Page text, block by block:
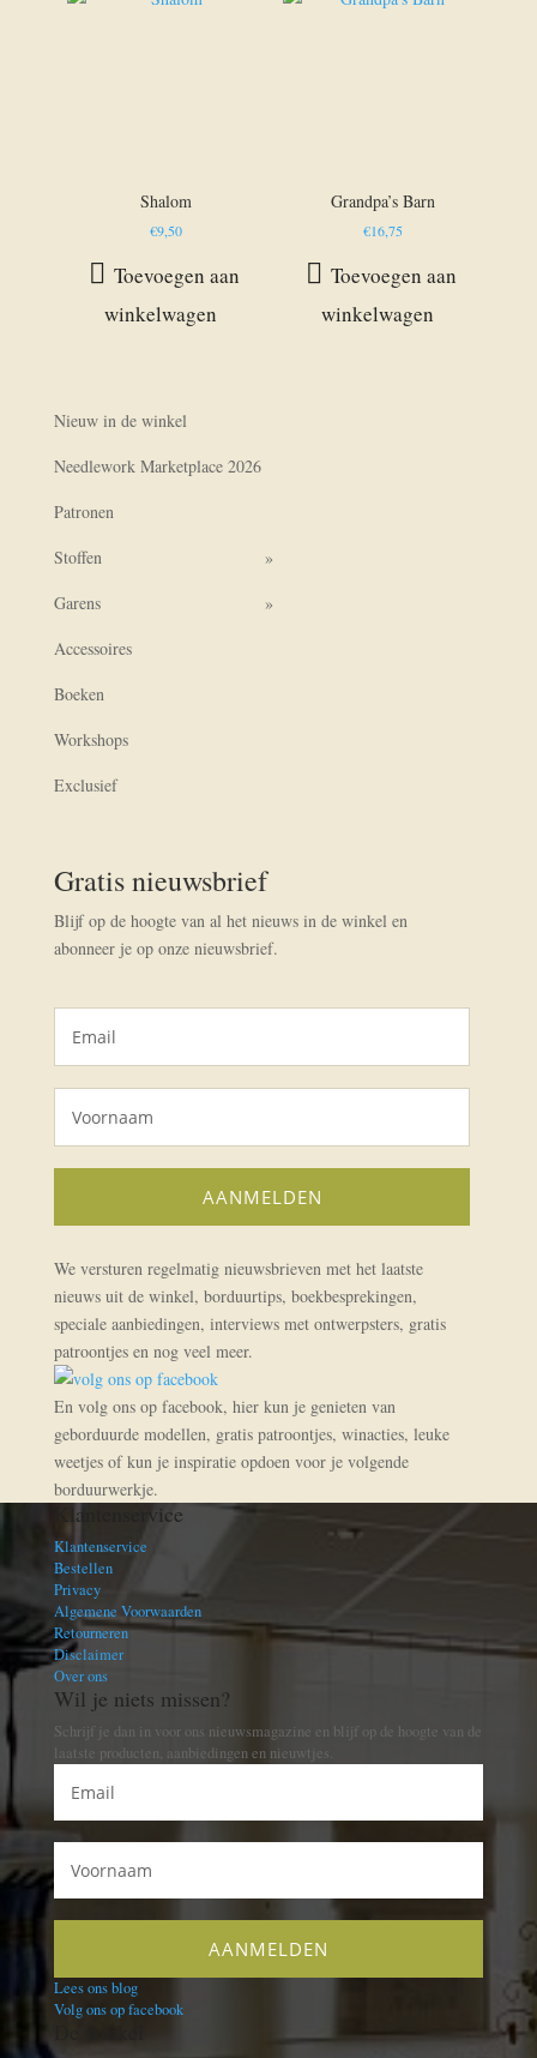
Shalom
€9,50
Toevoegen aan
winkelwagen
Grandpa’s Barn
€16,75
Toevoegen aan
winkelwagen
Nieuw in de winkel
Needlework Marketplace 2026
Patronen
Stoffen
Garens
Accessoires
Boeken
Workshops
Exclusief
Gratis nieuwsbrief
Blijf op de hoogte van al het nieuws in de winkel en
abonneer je op onze nieuwsbrief.
We versturen regelmatig nieuwsbrieven met het laatste
nieuws uit de winkel, borduurtips, boekbesprekingen,
speciale aanbiedingen, interviews met ontwerpsters, gratis
patroontjes en nog veel meer.
En volg ons op facebook, hier kun je genieten van
geborduurde modellen, gratis patroontjes, winacties, leuke
weetjes of kun je inspiratie opdoen voor je volgende
borduurwerkje.
Klantenservice
Klantenservice
Bestellen
Privacy
Algemene Voorwaarden
Retourneren
Disclaimer
Over ons
Wil je niets missen?
Schrijf je dan in voor ons nieuwsmagazine en blijf op de hoogte van de
laatste producten, aanbiedingen en nieuwtjes.
Lees ons blog
Volg ons op facebook